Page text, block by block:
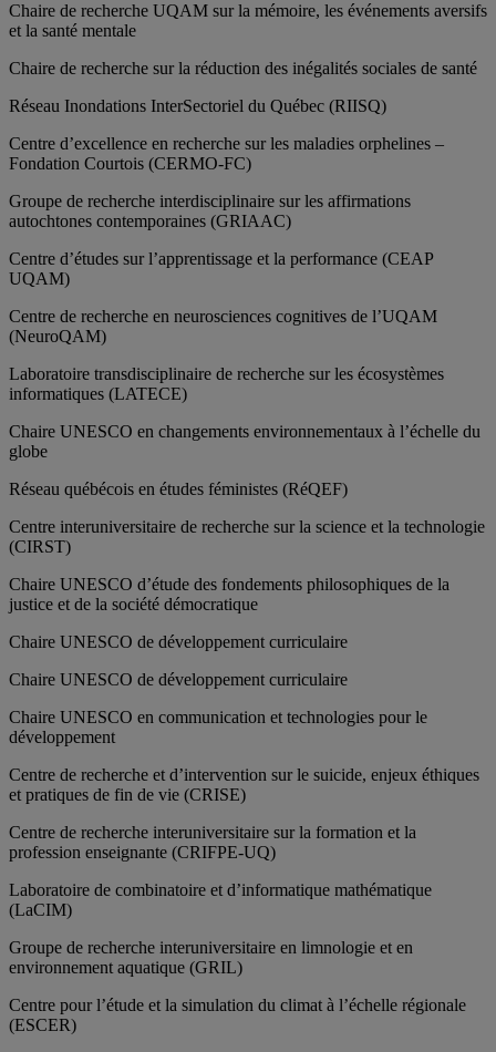
Chaire de recherche UQAM sur la mémoire, les événements aversifs
et la santé mentale
Chaire de recherche sur la réduction des inégalités sociales de santé
Réseau Inondations InterSectoriel du Québec (RIISQ)
Centre d’excellence en recherche sur les maladies orphelines –
Fondation Courtois (CERMO-FC)
Groupe de recherche interdisciplinaire sur les affirmations
autochtones contemporaines (GRIAAC)
Centre d’études sur l’apprentissage et la performance (CEAP
UQAM)
Centre de recherche en neurosciences cognitives de l’UQAM
(NeuroQAM)
Laboratoire transdisciplinaire de recherche sur les écosystèmes
informatiques (LATECE)
Chaire UNESCO en changements environnementaux à l’échelle du
globe
Réseau québécois en études féministes (RéQEF)
Centre interuniversitaire de recherche sur la science et la technologie
(CIRST)
Chaire UNESCO d’étude des fondements philosophiques de la
justice et de la société démocratique
Chaire UNESCO de développement curriculaire
Chaire UNESCO de développement curriculaire
Chaire UNESCO en communication et technologies pour le
développement
Centre de recherche et d’intervention sur le suicide, enjeux éthiques
et pratiques de fin de vie (CRISE)
Centre de recherche interuniversitaire sur la formation et la
profession enseignante (CRIFPE-UQ)
Laboratoire de combinatoire et d’informatique mathématique
(LaCIM)
Groupe de recherche interuniversitaire en limnologie et en
environnement aquatique (GRIL)
Centre pour l’étude et la simulation du climat à l’échelle régionale
(ESCER)